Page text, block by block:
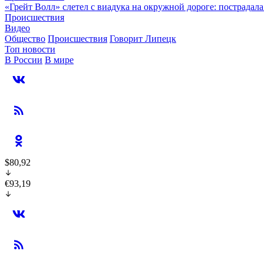
«Грейт Волл» слетел с виадука на окружной дороге:
Происшествия
Видео
Общество Происшествия Говорит Липецк
Топ новости
В России В мире
$80,92
€93,19